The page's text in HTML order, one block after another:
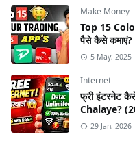
Make Money
Top 15
पैसे कैसे कमाएं?
5 May, 2025
Internet
फ्री इंटरनेट
Chalaye?
29 Jan, 2026